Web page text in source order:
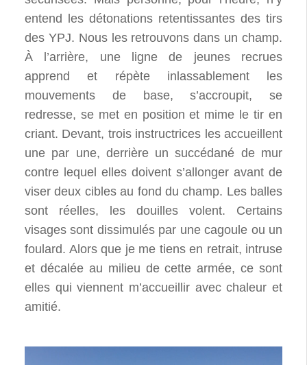
entend les détonations retentissantes des tirs
des YPJ. Nous les retrouvons dans un champ.
À l’arrière, une ligne de jeunes recrues
apprend et répète inlassablement les
mouvements de base, s’accroupit, se
redresse, se met en position et mime le tir en
criant. Devant, trois instructrices les accueillent
une par une, derrière un succédané de mur
contre lequel elles doivent s’allonger avant de
viser deux cibles au fond du champ. Les balles
sont réelles, les douilles volent. Certains
visages sont dissimulés par une cagoule ou un
foulard. Alors que je me tiens en retrait, intruse
et décalée au milieu de cette armée, ce sont
elles qui viennent m’accueillir avec chaleur et
amitié.